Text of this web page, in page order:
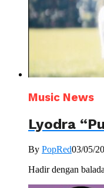
Music News
Lyodra
By PopRed03/05/
Hadir dengan